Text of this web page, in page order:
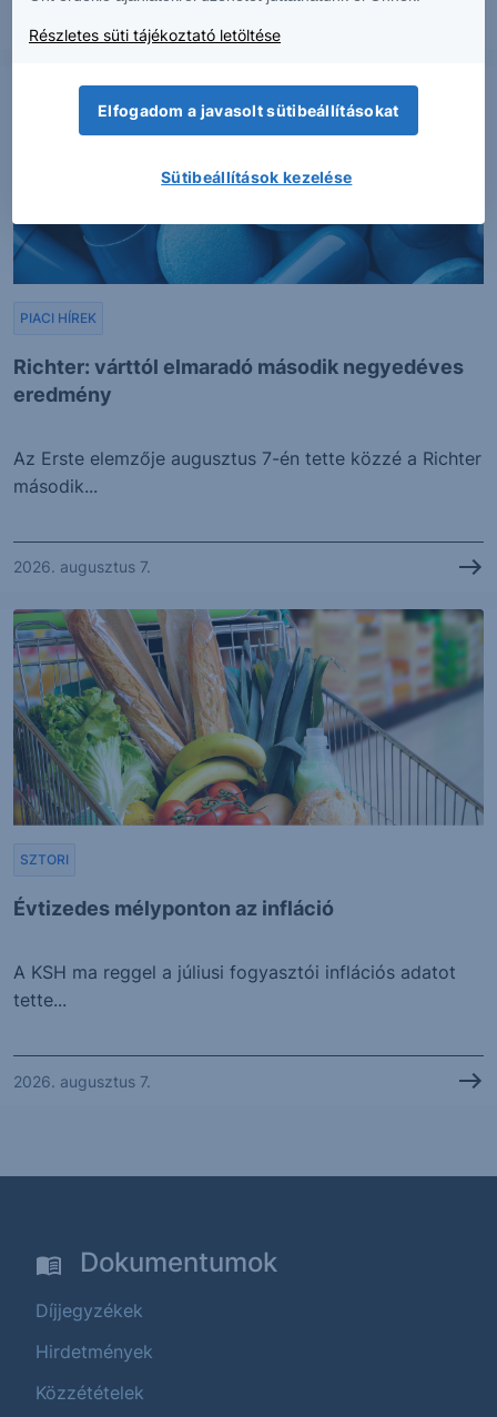
2026. augusztus 7.
Richter: várttól elmaradó második negyedéves
eredmény
PIACI HÍREK
Az Erste elemzője augusztus 7-én tette közzé a Richter
második...
2026. augusztus 7.
Évtizedes mélyponton az infláció
SZTORI
A KSH ma reggel a júliusi fogyasztói inflációs adatot
tette...
2026. augusztus 7.
Dokumentumok
Díjjegyzékek
Hirdetmények
Közzétételek
Részletes süti tájékoztató letöltése
Elfogadom a javasolt sütibeállításokat
Sütibeállítások kezelése